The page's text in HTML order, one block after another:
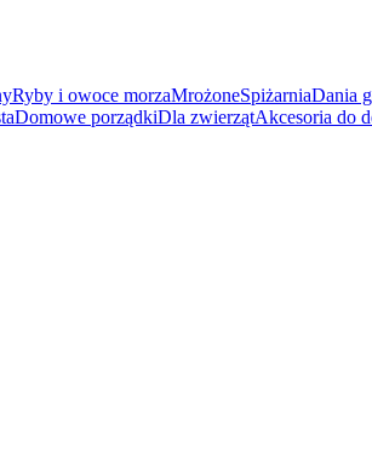
Ryby i owoce morzaMrożoneSpiżarniaDania
Domowe porządkiDla zwierzątAkcesoria do